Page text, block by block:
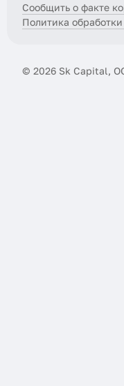
Сообщить о факте
Политика
© 2026 Sk Capital,